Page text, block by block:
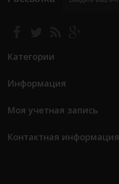
Категории
Информация
Моя учетная запись
Контактная информация